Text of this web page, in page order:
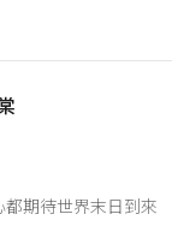
期待世界末日到來